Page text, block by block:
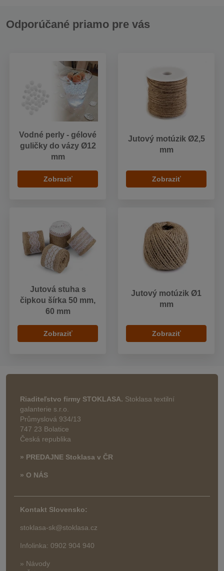
Odporúčané priamo pre vás
Vodné perly - gélové
guličky do vázy Ø12
mm
Zobraziť
Jutový motúzik Ø2,5
mm
Zobraziť
Jutová stuha s
čipkou šírka 50 mm,
60 mm
Zobraziť
Jutový motúzik Ø1
mm
Zobraziť
Riaditeľstvo firmy STOKLASA. Stoklasa textilní
galanterie s.r.o.
Průmyslová 934/13
747 23 Bolatice
Česká republika
» PREDAJNE Stoklasa v ČR
» O NÁS
Kontakt Slovensko:
stoklasa-sk@stoklasa.cz
Infolinka: 0902 904 940
» Návody